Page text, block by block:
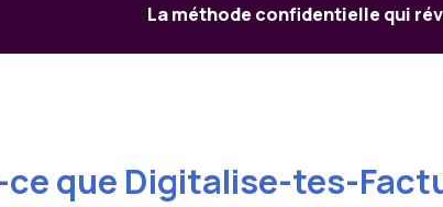
La méthode confidentielle qui
ce que Digitalise-tes-